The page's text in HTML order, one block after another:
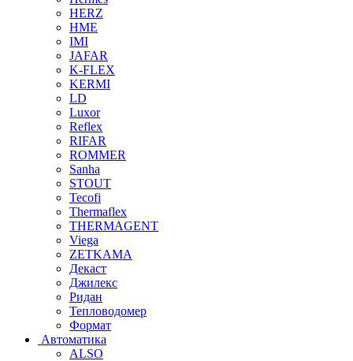
HERZ
HME
IMI
JAFAR
K-FLEX
KERMI
LD
Luxor
Reflex
RIFAR
ROMMER
Sanha
STOUT
Tecofi
Thermaflex
THERMAGENT
Viega
ZETKAMA
Декаст
Джилекс
Ридан
Тепловодомер
Формат
Автоматика
ALSO